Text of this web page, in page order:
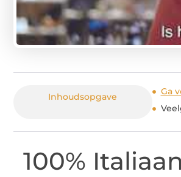
Inhoudsopgave
Ga
100%